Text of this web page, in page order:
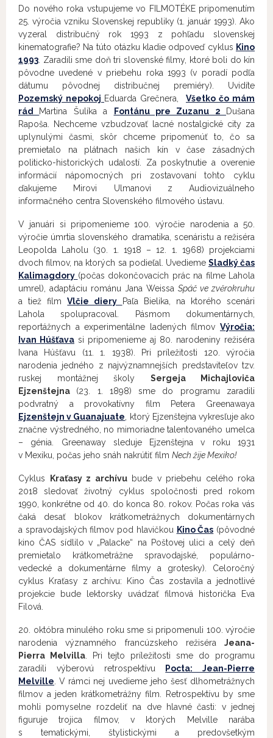
Do nového roka vstupujeme vo FILMOTÉKE pripomenutím
25. výročia vzniku Slovenskej republiky (1. január 1993). Ako
vyzeral distribučný rok 1993 z pohľadu slovenskej
kinematografie? Na túto otázku kladie odpoveď cyklus Kino
1993 . Zaradili sme doň tri slovenské filmy, ktoré boli do kín
pôvodne uvedené v priebehu roka 1993 (v poradí podľa
dátumu pôvodnej distribučnej premiéry). Uvidíte
Pozemský nepokoj Eduarda Grečnera, Všetko čo mám
rád
Martina Šulíka a Fontánu pre Zuzanu 2
Dušana
Rapoša. Nechceme vzbudzovať lacné nostalgické city za
uplynulými časmi, skôr chceme pripomenúť to, čo sa
premietalo na plátnach našich kín v čase zásadných
politicko-historických udalostí. Za poskytnutie a overenie
informácií nápomocných pri zostavovaní tohto cyklu
ďakujeme Mirovi Ulmanovi z Audiovizuálneho
informačného centra Slovenského filmového ústavu.
V januári si pripomenieme 100. výročie narodenia a 50.
výročie úmrtia slovenského dramatika, scenáristu a režiséra
Leopolda Laholu (30. 1. 1918 – 12. 1. 1968) projekciami
dvoch filmov, na ktorých sa podieľal. Uvedieme Sladký čas
Kalimagdory (počas dokončovacích prác na filme Lahola
umrel), adaptáciu románu Jana Weissa Spáč ve zvěrokruhu
a tiež filmVlčie diery
Paľa Bielika, na ktorého scenári
Lahola spolupracoval. Pásmom dokumentárnych,
reportážnych a experimentálne ladených filmov Výročia:
Ivan Húšťava si pripomenieme aj 80. narodeniny režiséra
Ivana Húšťavu (11. 1. 1938). Pri príležitosti 120. výročia
narodenia jedného z najvýznamnejších predstaviteľov tzv.
ruskej montážnej školy Sergeja Michajloviča
Ejzenštejna (23. 1. 1898) sme do programu zaradili
podvratný a provokatívny film Petera Greenawaya
Ejzenštejn v Guanajuate , ktorý Ejzenštejna vykresľuje ako
značne výstredného, no mimoriadne talentovaného umelca
– génia. Greenaway sleduje Ejzenštejna v roku 1931
v Mexiku, počas jeho snáh nakrútiť film Nech žije Mexiko!
Cyklus Kraťasy z archívubude v priebehu celého roka
2018 sledovať životný cyklus spoločnosti pred rokom
1990, konkrétne od 40. do konca 80. rokov. Počas roka vás
čaká desať blokov krátkometrážnych dokumentárnych
a spravodajských filmov pod hlavičkou Kino Čas (pôvodné
kino ČAS sídlilo v „Palacke“ na Poštovej ulici a celý deň
premietalo krátkometrážne spravodajské, populárno-
vedecké a dokumentárne filmy a grotesky). Celoročný
cyklus Kraťasy z archívu: Kino Čas zostavila a jednotlivé
projekcie bude lektorsky uvádzať filmová historička Eva
Filová.
20. októbra minulého roku sme si pripomenuli 100. výročie
narodenia významného francúzskeho režiséra Jeana-
Pierra Melvilla . Pri tejto príležitosti sme do programu
zaradili výberovú retrospektívu
Pocta: Jean-Pierre
Melville . V rámci nej uvedieme jeho šesť dlhometrážnych
filmov a jeden krátkometrážny film. Retrospektívu by sme
mohli pomyselne rozdeliť na dve hlavné časti: v jednej
figuruje trojica filmov, v ktorých Melville narába
s tematickými, štylistickými a predovšetkým